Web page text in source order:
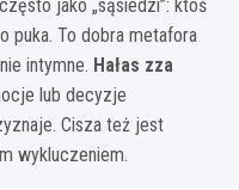
jako „sąsiedzi”: ktoś
puka. To dobra metafora
intymne. Hałas zza
lub decyzje
Cisza też jest
wykluczeniem.